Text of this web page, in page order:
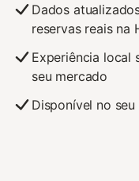
Dados
reservas reais na
Experiência local
seu mercado
Disponível no